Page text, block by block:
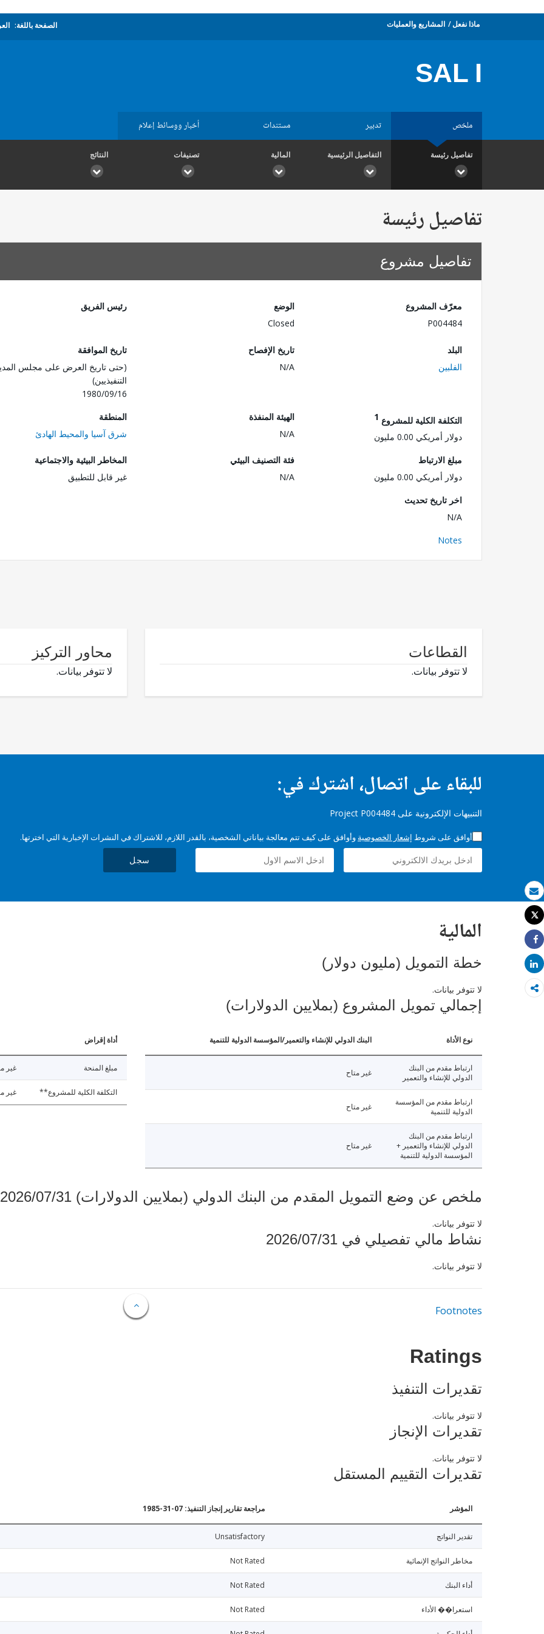
بريد الكتروني
طباعة
Tweet
Share
Share
ماذا نفعل المشاريع والعمليات الصفحة باللغة:
SAL I
ملخص تدبير مستندات أخبار ووسائط إعلام
تفاصيل رئيسة التفاصيل الرئيسية المالية تصنيفات النتائج
تفاصيل رئيسة
تفاصيل مشروع
معرّف المشروع
P004484
الوضع
Closed
رئيس الفريق
البلد
الفلبين
تاريخ الإفصاح
N/A
تاريخ الموافقة
(حتى تاريخ العرض على مجلس
التنفيذيين)
1980/09/16
التكلفة الكلية للمشروع 1
دولار أمريكي 0.00 مليون
الهيئة المنفذة
N/A
المنطقة
شرق آسيا والمحيط الهادئ
مبلغ الارتباط
دولار أمريكي 0.00 مليون
فئة التصنيف البيئي
N/A
المخاطر البيئية والاجتماعية
غير قابل للتطبيق
اخر تاريخ تحديث
N/A
Notes
القطاعات
لا تتوفر بيانات.
محاور التركيز
لا تتوفر بيانات.
للبقاء على اتصال، اشترك في:
التنبيهات الإلكترونية على Project P004484
أوافق على شروط إشعار الخصوصية وأوافق على كيف تتم معالجة بياناتي الشخصية، بالقدر اللازم، للاشتراك في النشرات الإخبارية التي اخترتها.
سجل
المالية
خطة التمويل (مليون دولار)
لا تتوفر بيانات.
إجمالي تمويل المشروع (بملايين الدولارات)
نوع الأداة البنك الدولي للإنشاء والتعمير/المؤسسة الدولية للتنمية
ارتباط مقدم من البنك
الدولي للإنشاء والتعمير
غير متاح
ارتباط مقدم من المؤسسة
الدولية للتنمية
غير متاح
ارتباط مقدم من البنك
الدولي للإنشاء والتعمير +
المؤسسة الدولية للتنمية
غير متاح
أداة إقراض
مبلغ المنحة غير
التكلفة الكلية للمشروع** غير
ملخص عن وضع التمويل المقدم من البنك الدولي (بملايين الدولارات) 2026/07/31
لا تتوفر بيانات.
نشاط مالي تفصيلي في 2026/07/31
لا تتوفر بيانات.
Footnotes
Ratings
تقديرات التنفيذ
لا تتوفر بيانات.
تقديرات الإنجاز
لا تتوفر بيانات.
تقديرات التقييم المستقل
المؤشر مراجعة تقارير إنجاز التنفيذ: 07-31-1985
تقدير النواتج Unsatisfactory
مخاطر النواتج الإنمائية Not Rated
أداء البنك Not Rated
استعرا�� الأداء Not Rated